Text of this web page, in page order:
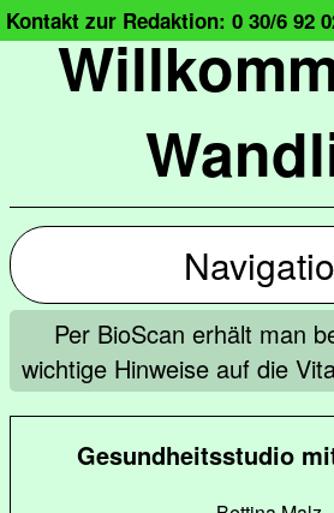
Kontakt zur Redaktion: 0 30/6 92
Per BioScan erhält man
wichtige Hinweise auf die
Gesundheitsstudio